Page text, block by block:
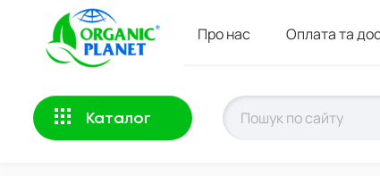
Про нас Оплата та
Каталог